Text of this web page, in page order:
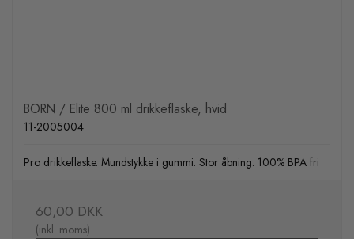
BORN / Elite 800 ml drikkeflaske, hvid
11-2005004
Pro drikkeflaske. Mundstykke i gummi. Stor åbning. 100% BPA fri
60,00 DKK
(inkl. moms)